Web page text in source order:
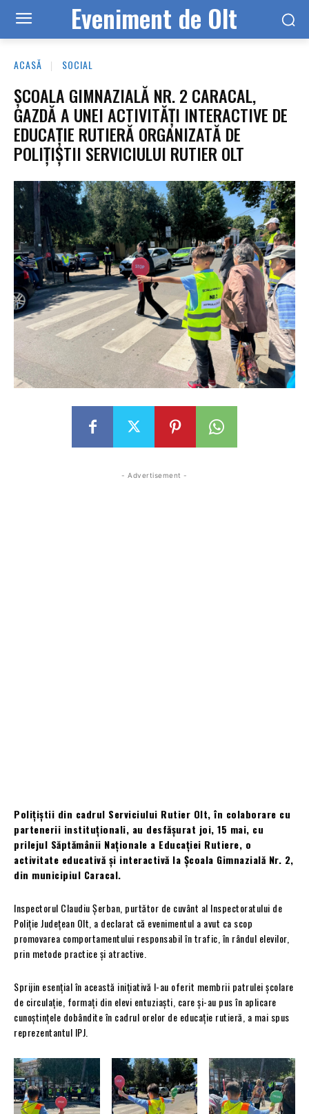
Eveniment de Olt
ACASĂ SOCIAL
ȘCOALA GIMNAZIALĂ NR. 2 CARACAL,
GAZDĂ A UNEI ACTIVITĂȚI INTERACTIVE DE
EDUCAȚIE RUTIERĂ ORGANIZATĂ DE
POLIȚIȘTII SERVICIULUI RUTIER OLT
- Advertisement -
Polițiștii din cadrul Serviciului Rutier Olt, în colaborare cu
partenerii instituționali, au desfășurat joi, 15 mai, cu
prilejul Săptămânii Naționale a Educației Rutiere, o
activitate educativă și interactivă la Școala Gimnazială Nr. 2,
din municipiul Caracal.
Inspectorul Claudiu Șerban, purtător de cuvânt al Inspectoratului de
Poliție Județean Olt, a declarat că evenimentul a avut ca scop
promovarea comportamentului responsabil în trafic, în rândul elevilor,
prin metode practice și atractive.
Sprijin esențial în această inițiativă l-au oferit membrii patrulei școlare
de circulație, formați din elevi entuziaști, care și-au pus în aplicare
cunoștințele dobândite în cadrul orelor de educație rutieră, a mai spus
reprezentantul IPJ.